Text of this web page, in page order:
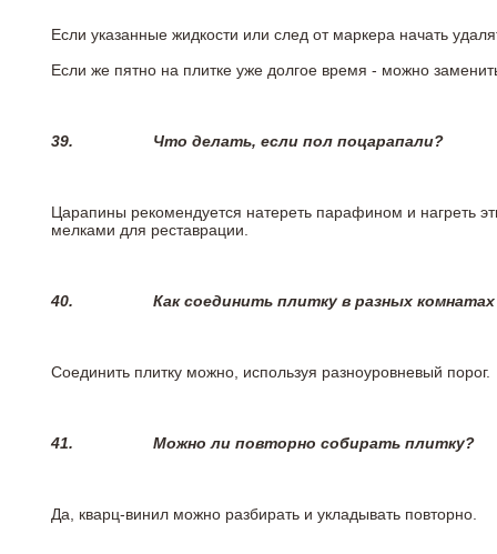
Если указанные жидкости или след от маркера начать
Если же пятно на плитке уже долгое время - можно
39. Что делать, если пол поцарапали?
Царапины рекомендуется натереть парафином и нагреть
мелками для реставрации.
40. Как соединить плитку в разных
Соединить плитку можно, используя разноуровневый порог.
41. Можно ли повторно собирать плитку?
Да, кварц-винил можно разбирать и укладывать повторно.